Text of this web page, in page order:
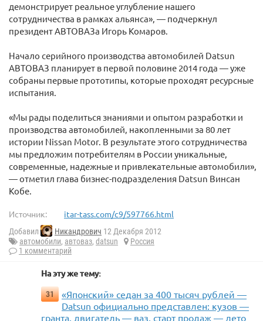
демонстрирует реальное углубление нашего
сотрудничества в рамках альянса», — подчеркнул
президент АВТОВАЗа Игорь Комаров.
Начало серийного производства автомобилей Datsun
АВТОВАЗ планирует в первой половине 2014 года — уже
собраны первые прототипы, которые проходят ресурсные
испытания.
«Мы рады поделиться знаниями и опытом разработки и
производства автомобилей, накопленными за 80 лет
истории Nissan Motor. В результате этого сотрудничества
мы предложим потребителям в России уникальные,
современные, надежные и привлекательные автомобили»,
— отметил глава бизнес-подразделения Datsun Винсан
Кобе.
Источник: itar-tass.com/c9/597766.html
Добавил Никандрович 12 Декабря 2012
автомобили, автоваз, datsun
Россия
1 комментарий
На эту же тему:
31
«Японский» седан за 400 тысяч рублей —
Datsun официально представлен: кузов —
гранта, двигатель — ваз, старт продаж — лето